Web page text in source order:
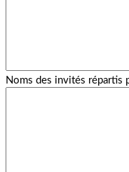
Noms des invités répartis